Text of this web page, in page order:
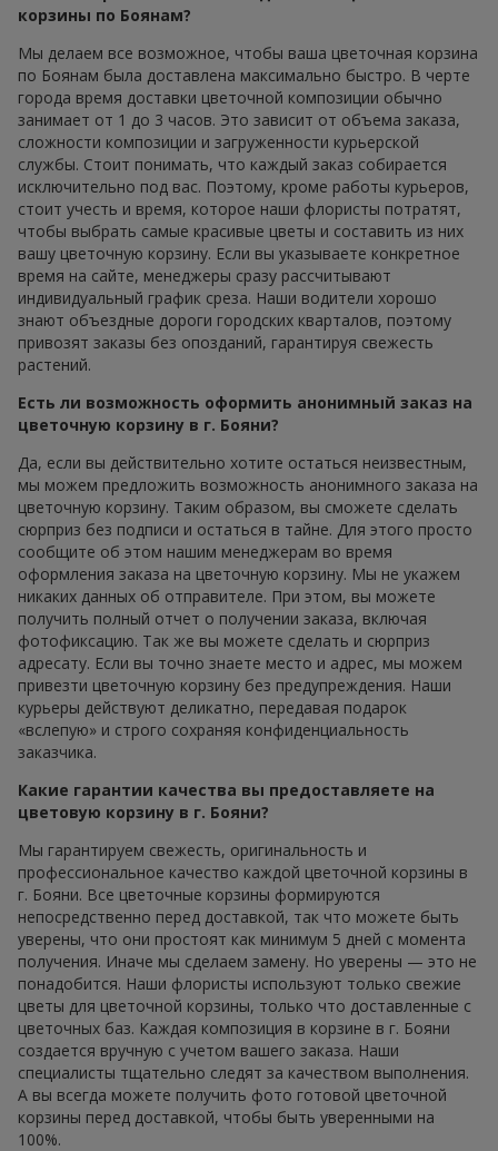
корзины по Боянам?
Мы делаем все возможное, чтобы ваша цветочная корзина
по Боянам была доставлена максимально быстро. В черте
города время доставки цветочной композиции обычно
занимает от 1 до 3 часов. Это зависит от объема заказа,
сложности композиции и загруженности курьерской
службы. Стоит понимать, что каждый заказ собирается
исключительно под вас. Поэтому, кроме работы курьеров,
стоит учесть и время, которое наши флористы потратят,
чтобы выбрать самые красивые цветы и составить из них
вашу цветочную корзину. Если вы указываете конкретное
время на сайте, менеджеры сразу рассчитывают
индивидуальный график среза. Наши водители хорошо
знают объездные дороги городских кварталов, поэтому
привозят заказы без опозданий, гарантируя свежесть
растений.
Есть ли возможность оформить анонимный заказ на
цветочную корзину в г. Бояни?
Да, если вы действительно хотите остаться неизвестным,
мы можем предложить возможность анонимного заказа на
цветочную корзину. Таким образом, вы сможете сделать
сюрприз без подписи и остаться в тайне. Для этого просто
сообщите об этом нашим менеджерам во время
оформления заказа на цветочную корзину. Мы не укажем
никаких данных об отправителе. При этом, вы можете
получить полный отчет о получении заказа, включая
фотофиксацию. Так же вы можете сделать и сюрприз
адресату. Если вы точно знаете место и адрес, мы можем
привезти цветочную корзину без предупреждения. Наши
курьеры действуют деликатно, передавая подарок
«вслепую» и строго сохраняя конфиденциальность
заказчика.
Какие гарантии качества вы предоставляете на
цветовую корзину в г. Бояни?
Мы гарантируем свежесть, оригинальность и
профессиональное качество каждой цветочной корзины в
г. Бояни. Все цветочные корзины формируются
непосредственно перед доставкой, так что можете быть
уверены, что они простоят как минимум 5 дней с момента
получения. Иначе мы сделаем замену. Но уверены — это не
понадобится. Наши флористы используют только свежие
цветы для цветочной корзины, только что доставленные с
цветочных баз. Каждая композиция в корзине в г. Бояни
создается вручную с учетом вашего заказа. Наши
специалисты тщательно следят за качеством выполнения.
А вы всегда можете получить фото готовой цветочной
корзины перед доставкой, чтобы быть уверенными на
100%.